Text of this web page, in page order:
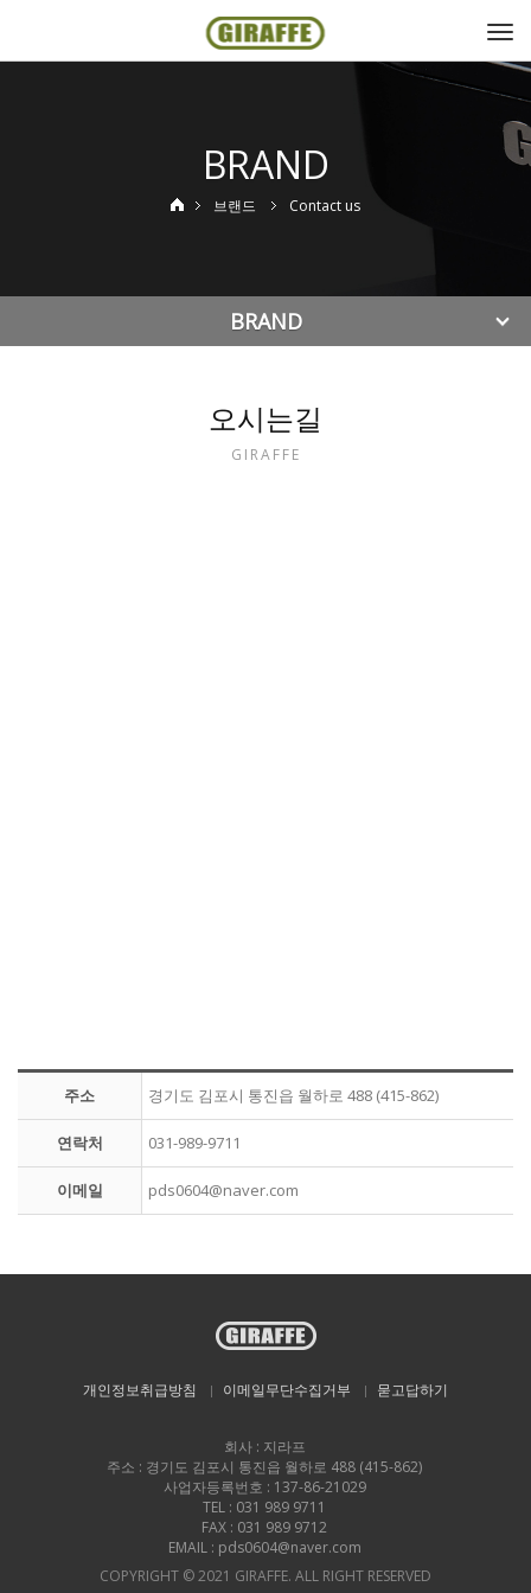
BRAND
브랜드 Contact us
BRAND
오시는길
GIRAFFE
주소 경기도 김포시 통진읍 월하로 488 (415-862)
연락처 031-989-9711
이메일 pds0604@naver.com
개인정보취급방침 이메일무단수집거부 묻고답하기
회사 : 지라프
주소 : 경기도 김포시 통진읍 월하로 488 (415-862)
사업자등록번호 : 137-86-21029
TEL : 031 989 9711
FAX : 031 989 9712
EMAIL : pds0604@naver.com
COPYRIGHT © 2021 GIRAFFE. ALL RIGHT RESERVED